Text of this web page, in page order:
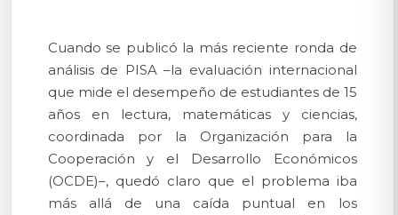
Cuando se publicó la más reciente ronda de
análisis de PISA –la evaluación internacional
que mide el desempeño de estudiantes de 15
años en lectura, matemáticas y ciencias,
coordinada por la Organización para la
Cooperación y el Desarrollo Económicos
(OCDE)–, quedó claro que el problema iba
más allá de una caída puntual en los